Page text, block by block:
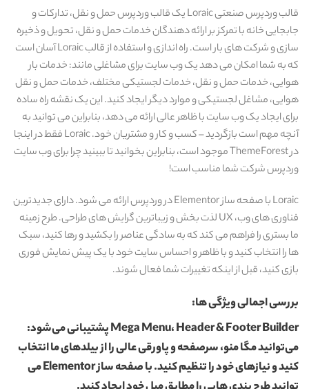
قالب وردپرس صنعتی Loraic یک قالب وردپرس حمل و نقل، تدارکات و
جابجایی خانه با تمرکز بر ارائه دهندگان خدمات حمل و نقل، تحویل و ذخیره
سازی و شرکت های بار است. راه اندازی و استفاده از قالب Loraic آسان است
که به شما امکان می دهد یک وب سایت برای مشاغلی مانند: خدمات بار
هوایی، خدمات حمل و نقل، خدمات لجستیکی مختلف، خدمات حمل و نقل
هوایی، مشاغل لجستیکی و موارد دیگر ایجاد کنید. این یک نقشه راه ساده
برای ایجاد یک وب سایت با ظاهر عالی ارائه می دهد، بنابراین می توانید به
آنچه مهم است بازگردید – کسب و کار و مشتریان خود. Loraic فقط در اینجا
در ThemeForest موجود است، بنابراین بخوانید تا ببینید چرا برای وب سایت
وردپرس شرکت شما مناسب است!
Loraic با صفحه ساز Elementor در وردپرس ارائه می شود. دارای جدیدترین
فناوری های وب، UX لذت بخش و زیباترین گرایش های طراحی. طرح زمینه
ما بستری را فراهم می کند که به سادگی عناصر را بکشید و رها کنید، سبک
ها را انتخاب کنید و با ظاهر و احساس سایت خود با یک پیش نمایش فوری
بازی کنید، قبل از اینکه تغییرات شما فعال شوند.
بررسی اجمالی ویژگی ها:
Mega Menu، Header & Footer Builder پشتیبانی می‌شود:
می‌توانید مگا منو، سرصفحه و پاورقی عالی را از بیلدهای ما انتخاب
کنید و نیازهای خود را تنظیم کنید. با صفحه ساز Elementor می